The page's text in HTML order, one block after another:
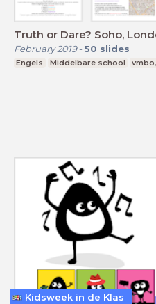
Truth or Dare? Soho,
February 2019- 50 slides
Engels Middelbare school
Kidsweek in de Klas